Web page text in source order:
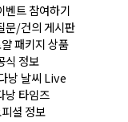
벤트 참여하기
문/건의 게시판
패키지 상품
식 정보
낭 날씨 Live
낭 타임즈
셜 정보